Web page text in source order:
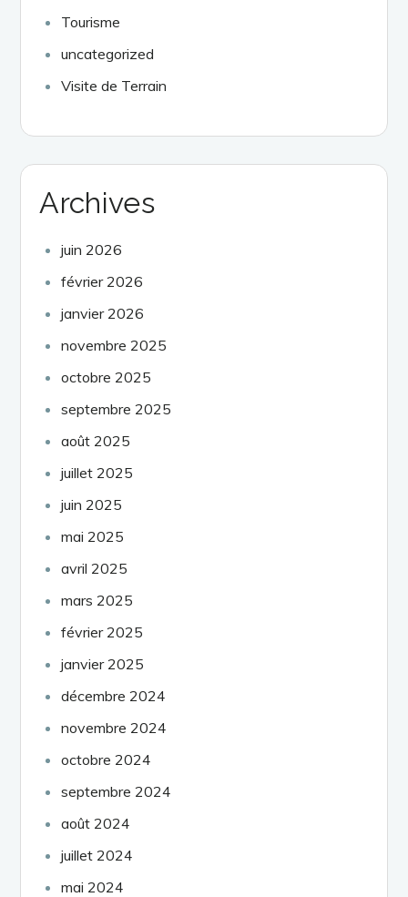
Tourisme
uncategorized
Visite de Terrain
Archives
juin 2026
février 2026
janvier 2026
novembre 2025
octobre 2025
septembre 2025
août 2025
juillet 2025
juin 2025
mai 2025
avril 2025
mars 2025
février 2025
janvier 2025
décembre 2024
novembre 2024
octobre 2024
septembre 2024
août 2024
juillet 2024
mai 2024